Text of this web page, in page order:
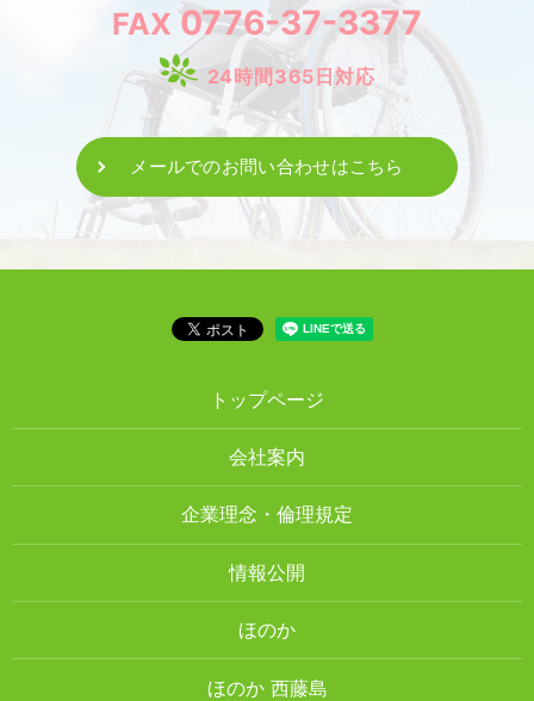
FAX 0776-37-3377
24時間365日対応
メールでのお問い合わせはこちら
トップページ
会社案内
企業理念・倫理規定
情報公開
ほのか
ほのか 西藤島